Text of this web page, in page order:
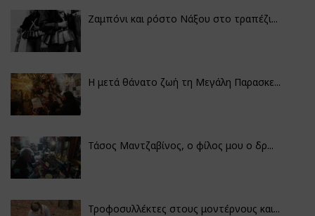
Ζαμπόνι και ρόστο Νάξου στο τραπέζι...
Η μετά θάνατο ζωή τη Μεγάλη Παρασκε...
Τάσος Μαντζαβίνος, ο φίλος μου ο δρ...
Τροφοσυλλέκτες στους μοντέρνους και...